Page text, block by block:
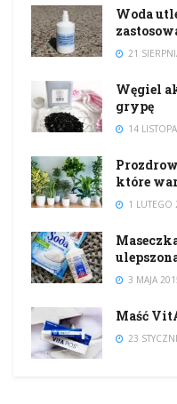
Woda
21
Węgiel
grypę
14
które
1 LUTEGO
3 MAJA
Maść
23